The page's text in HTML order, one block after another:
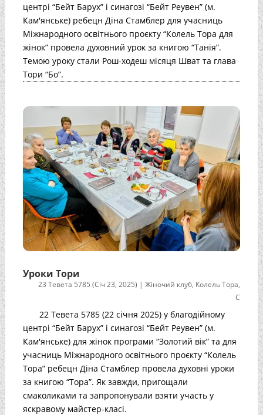
центрі “Бейт Барух” і синагозі “Бейт Реувен” (м.
Кам'янське) ребецн Діна Стамблер для учасниць
Міжнародного освітнього проєкту “Колель Тора для
жінок” провела духовний урок за книгою “Танія”.
Темою уроку стали Рош-ходеш місяця Шват та глава
Тори “Бо”.
Уроки Тори
23 Тевета 5785 (Січ 23, 2025) |Жіночий клуб, Колель Тора,
С
22 Тевета 5785 (22 січня 2025) у благодійному
центрі “Бейт Барух” і синагозі “Бейт Реувен” (м.
Кам'янське) для жінок програми “Золотий вік” та для
учасниць Міжнародного освітнього проєкту “Колель
Тора” ребецн Діна Стамблер провела духовні уроки
за книгою “Тора”. Як завжди, пригощали
смаколиками та запропонували взяти участь у
яскравому майстер-класі.